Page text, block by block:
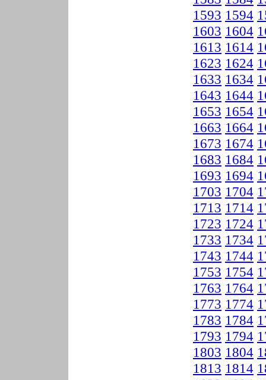
1593 1594
1603 1604
1613 1614
1623 1624
1633 1634
1643 1644
1653 1654
1663 1664
1673 1674
1683 1684
1693 1694
1703 1704
1713 1714
1723 1724
1733 1734
1743 1744
1753 1754
1763 1764
1773 1774
1783 1784
1793 1794
1803 1804
1813 1814